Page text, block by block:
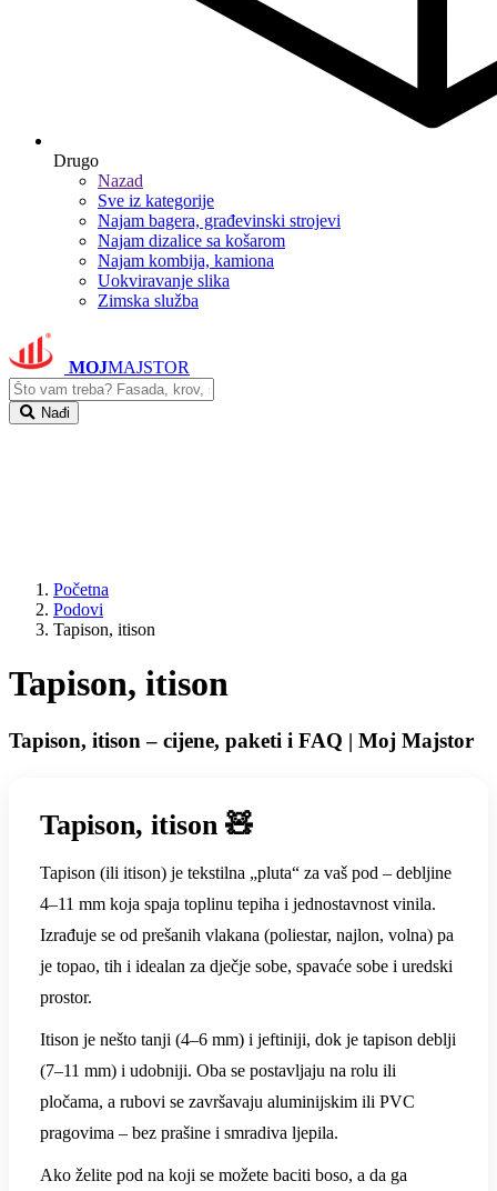
Drugo
Nazad
Sve iz kategorije
Najam bagera, građevinski strojevi
Najam dizalice sa košarom
Najam kombija, kamiona
Uokviravanje slika
Zimska služba
MOJMAJSTOR
Nađi
Početna
Podovi
Tapison, itison
Tapison, itison
Tapison, itison – cijene, paketi i FAQ | Moj Majstor
Tapison, itison 🧸
Tapison (ili itison) je tekstilna „pluta“ za vaš pod – debljine
4–11 mm koja spaja toplinu tepiha i jednostavnost vinila.
Izrađuje se od prešanih vlakana (poliestar, najlon, volna) pa
je topao, tih i idealan za dječje sobe, spavaće sobe i uredski
prostor.
Itison je nešto tanji (4–6 mm) i jeftiniji, dok je tapison deblji
(7–11 mm) i udobniji. Oba se postavljaju na rolu ili
pločama, a rubovi se završavaju aluminijskim ili PVC
pragovima – bez prašine i smradiva ljepila.
Ako želite pod na koji se možete baciti boso, a da ga